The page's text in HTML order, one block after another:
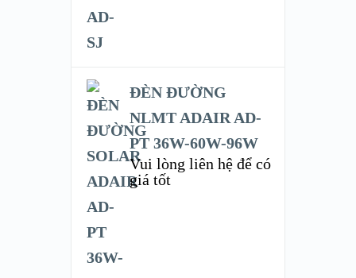
ĐÈN ĐƯỜNG
NLMT ADAIR AD-
PT 36W-60W-96W
Vui lòng liên hệ để có
giá tốt